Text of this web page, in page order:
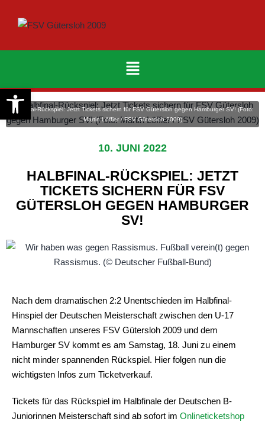
Halbfinal-Rückspiel: Jetzt Tickets sichern für FSV Gütersloh gegen Hamburger SV! (Foto:
Martin Löffler / FSV Gütersloh 2009)
10. JUNI 2022
HALBFINAL-RÜCKSPIEL: JETZT
TICKETS SICHERN FÜR FSV
GÜTERSLOH GEGEN HAMBURGER
SV!
Nach dem dramatischen 2:2 Unentschieden im Halbfinal-
Hinspiel der Deutschen Meisterschaft zwischen den U-17
Mannschaften unseres FSV Gütersloh 2009 und dem
Hamburger SV kommt es am Samstag, 18. Juni zu einem
nicht minder spannenden Rückspiel. Hier folgen nun die
wichtigsten Infos zum Ticketverkauf.
Tickets für das Rückspiel im Halbfinale der Deutschen B-
Juniorinnen Meisterschaft sind ab sofort im Onlineticketshop
Werkzeugleiste öffnen